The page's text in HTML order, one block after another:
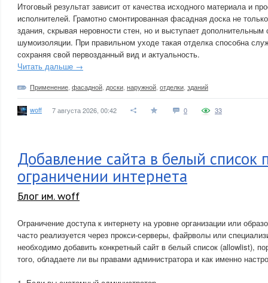
Итоговый результат зависит от качества исходного материала и
исполнителей. Грамотно смонтированная фасадная доска не
здания, скрывая неровности стен, но и выступает дополнительным
шумоизоляции. При правильном уходе такая отделка способна
сохраняя свой первозданный вид и актуальность.
Читать дальше →
Применение фасадной доски наружной отделки зданий
woff 7 августа 2026, 00:42 0 33
Добавление сайта в белый список
ограничении интернета
Блог им. woff
Ограничение доступа к интернету на уровне организации или
часто реализуется через прокси-серверы, файрволы или
необходимо добавить конкретный сайт в белый список (allowlist),
того, обладаете ли вы правами администратора и как именно